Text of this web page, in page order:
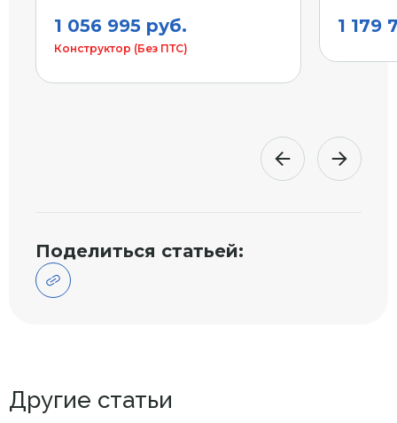
1 056 995 руб.
Конструктор (Без ПТС)
1 179
Поделиться статьей:
Другие статьи